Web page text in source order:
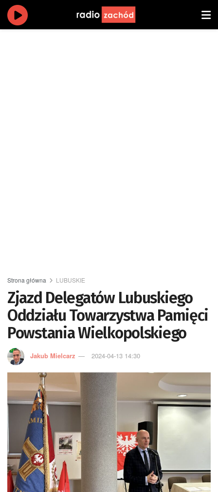
Strona główna LUBUSKIE
Zjazd Delegatów Lubuskiego
Oddziału Towarzystwa Pamięci
Powstania Wielkopolskiego
Jakub Mielcarz 2024-04-13 14:30